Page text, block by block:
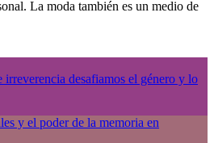
La moda también es un medio de
irreverencia desafiamos el género y lo
y el poder de la memoria en